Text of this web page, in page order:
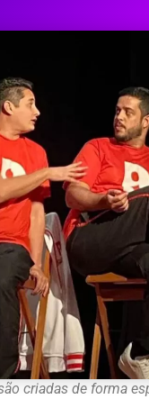
criadas de forma